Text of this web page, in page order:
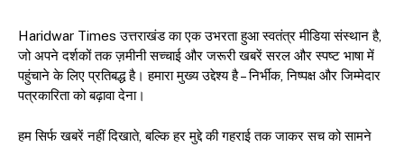
Haridwar Times उत्तराखंड का एक उभरता हुआ स्वतंत्र मीडिया संस्थान है,
जो अपने दर्शकों तक ज़मीनी सच्चाई और जरूरी खबरें सरल और स्पष्ट भाषा में
पहुंचाने के लिए प्रतिबद्ध है। हमारा मुख्य उद्देश्य है – निर्भीक, निष्पक्ष और जिम्मेदार
पत्रकारिता को बढ़ावा देना।
हम सिर्फ खबरें नहीं दिखाते, बल्कि हर मुद्दे की गहराई तक जाकर सच को सामने